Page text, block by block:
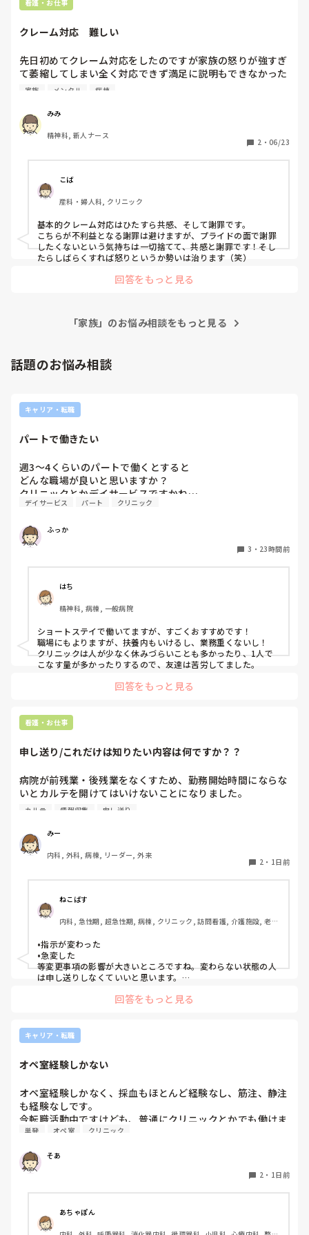
やケアマネさんとケアプラン内容などお話しできるようになり
看護・お仕事
クレーム対応　難しい
先日初めてクレーム対応をしたのですが家族の怒りが強すぎ
て萎縮してしまい全く対応できず満足に説明もできなかった
です。後からこうすればよかったと思うばかり…皆さんはど
た意識してることなどを教えて欲しいです。クレーム対応の
本などもあったら知りたいです。
家族 メンタル 病棟
みみ
精神科, 新人ナース
2 ・ 06/23
こば
産科・婦人科, クリニック
基本的クレーム対応はひたすら共感、そして謝罪です。
こちらが不利益となる謝罪は避けますが、プライドの面で謝罪
したくないという気持ちは一切捨てて、共感と謝罪です！そし
たらしばらくすれば怒りというか勢いは治ります（笑）
回答をもっと見る
「家族」のお悩み相談をもっと見る
話題のお悩み相談
キャリア・転職
パートで働きたい
週3〜4くらいのパートで働くとすると
どんな職場が良いと思いますか？
クリニックとかデイサービスですかね…
デイサービス パート クリニック
ふっか
3 ・ 23時間前
はち
精神科, 病棟, 一般病院
ショートステイで働いてますが、すごくおすすめです！
職場にもよりますが、扶養内もいけるし、業務重くないし！
クリニックは人が少なく休みづらいことも多かったり、1人で
こなす量が多かったりするので、友達は苦労してました。
回答をもっと見る
看護・お仕事
申し送り/これだけは知りたい内容は何ですか？？
病院が前残業・後残業をなくすため、勤務開始時間にならな
いとカルテを開けてはいけないことになりました。
りと記録に残していない場合はとても困ることが増えまし
た。申し送り自体は存在していますが、後残業もなくす風潮
で、5分以内で終わるように、と言われています。
人にもよるのですが、端的な申し送りのためにこれだけは知
っておきたい内容は何ですか？？
カルテ 情報収集 申し送り
みー
内科, 外科, 病棟, リーダー, 外来
2 ・ 1日前
ねこばす
内科, 急性期, 超急性期, 病棟, クリニック, 訪問看護, 介護施設, 老健
末期, 透析, 保育園・学校, SCU, 派遣, 小規模多機能, 看護多機能
•指示が変わった
•急変した
等変更事項の影響が大きいところですね。変わらない状態の人
は申し送りしなくていいと思います。
Wordで文章を作って渡してました。
回答をもっと見る
キャリア・転職
オペ室経験しかない
オペ室経験しかなく、採血もほとんど経験なし、筋注、静注
も経験なしです。
今転職活動中ですけども、普通にクリニックとかでも働けま
すかね(考えてるところは、眼科や皮膚科あたりです)
もう一つ、単発のバイトもしたいのですがオペ室経験しかな
い人でも働けるようなところはありますかね。
病棟経験も一度もないので色々と不安でいっぱいです。
単発 オペ室 クリニック
そあ
2 ・ 1日前
あちゃぽん